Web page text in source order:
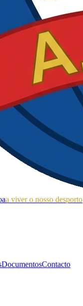
a viver o nosso desporto
DocumentosContacto